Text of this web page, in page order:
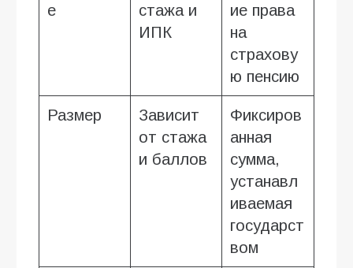
е
стажа и
ИПК
ие права
на
страхову
ю пенсию
Размер
Зависит
от стажа
и баллов
Фиксиров
анная
сумма,
устанавл
иваемая
государст
вом